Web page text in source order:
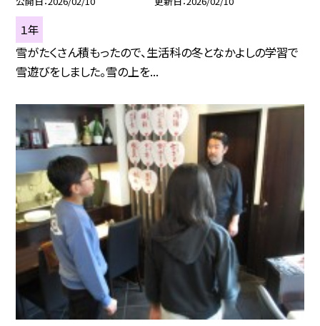
１年
雪がたくさん積もったので、生活科の冬となかよしの学習で
雪遊びをしました。雪の上を...